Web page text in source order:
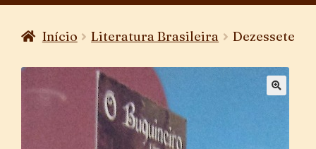
MENU
DESCENDENTE
PAGAMENTO E ENTREGA
CONTATO
Início Literatura Brasileira Dezessete